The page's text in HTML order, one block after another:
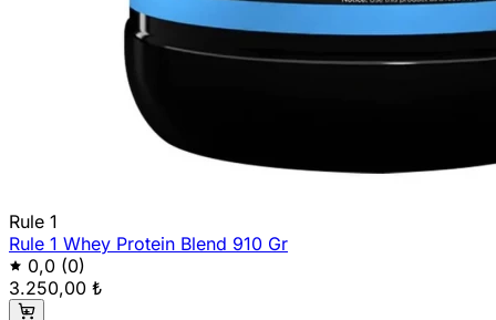
Rule 1
Rule 1 Whey Protein Blend 910 Gr
0,0 (0)
3.250,00 ₺